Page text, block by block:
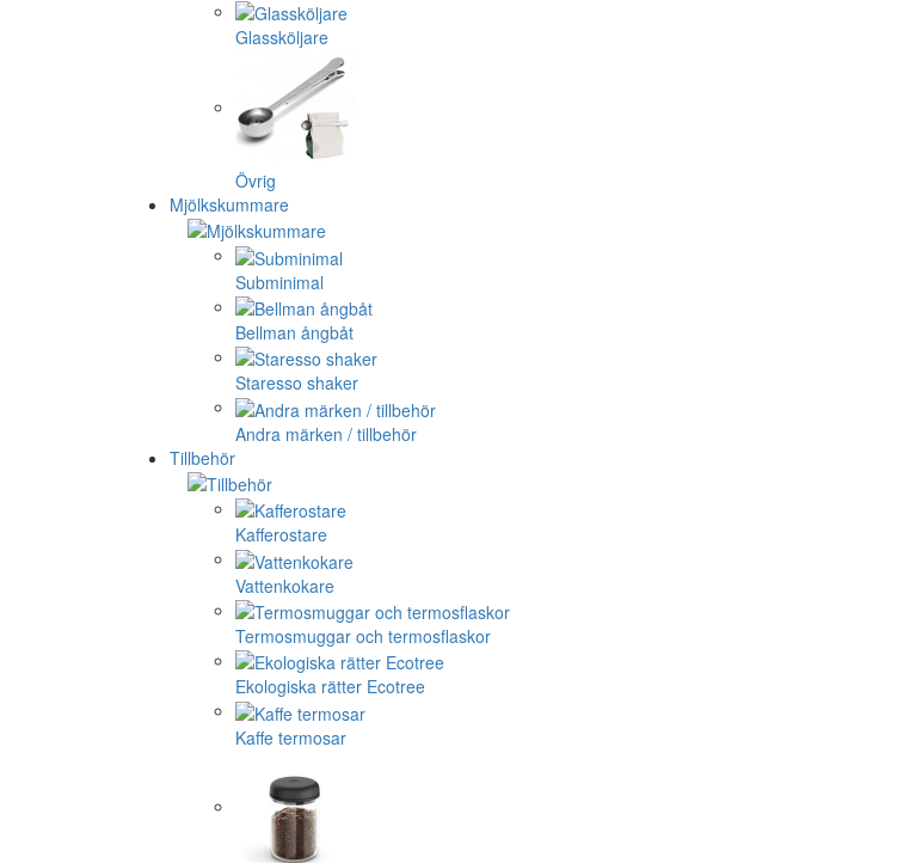
Glassköljare
Övrig
Mjölkskummare
Subminimal
Bellman ångbåt
Staresso shaker
Andra märken / tillbehör
Tillbehör
Kafferostare
Vattenkokare
Termosmuggar och termosflaskor
Ekologiska rätter Ecotree
Kaffe termosar